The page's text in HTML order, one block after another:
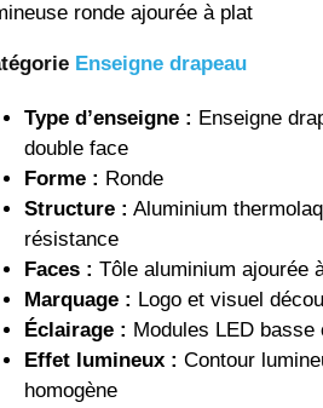
ronde ajourée à plat
Enseigne drapeau
Type d’enseigne : Enseigne
double face
Forme : Ronde
Structure : Aluminium
résistance
Faces : Tôle aluminium ajourée
Marquage : Logo et visuel
Éclairage : Modules LED basse
Effet lumineux : Contour
homogène